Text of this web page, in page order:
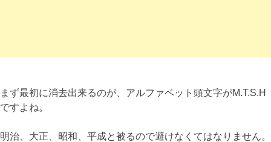
まず最初に消去出来るのが、アルファベット頭文字がM.T.S.H
ですよね。
明治、大正、昭和、平成と被るので避けなくてはなりません。